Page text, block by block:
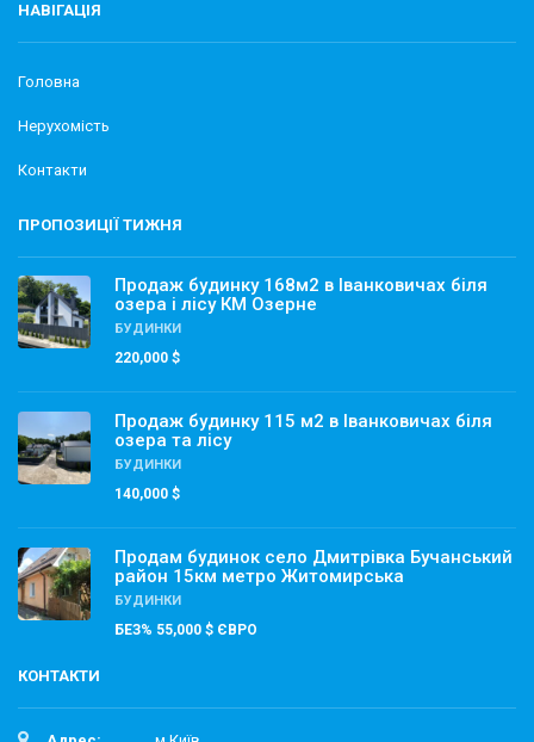
НАВІГАЦІЯ
Головна
Нерухомість
Контакти
ПРОПОЗИЦІЇ ТИЖНЯ
Продаж будинку 168м2 в Іванковичах біля
озера і лісу КМ Озерне
БУДИНКИ
220,000 $
Продаж будинку 115 м2 в Іванковичах біля
озера та лісу
БУДИНКИ
140,000 $
Продам будинок село Дмитрівка Бучанський
район 15км метро Житомирська
БУДИНКИ
БЕЗ% 55,000 $ ЄВРО
КОНТАКТИ